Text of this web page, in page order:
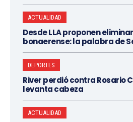
ACTUALIDAD
Desde LLA proponen
bonaerense: la palabra de
DEPORTES
River perdió contra Rosario
levanta cabeza
ACTUALIDAD